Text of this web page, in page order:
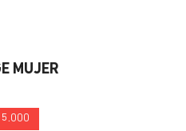
MUJER
.000